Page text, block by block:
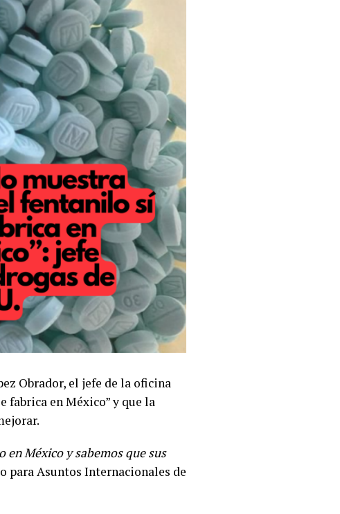
Obrador, el jefe de la oficina
fabrica en México” y que la
México y sabemos que sus
para Asuntos Internacionales de